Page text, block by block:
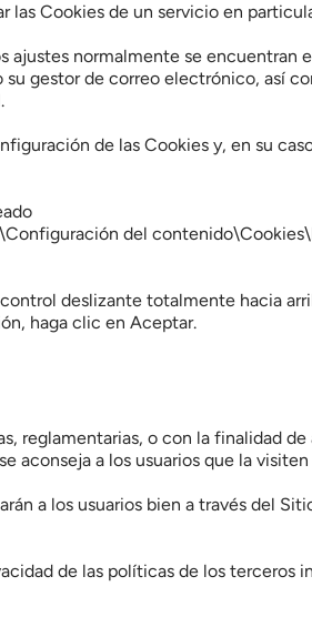
las Cookies de un servicio en
normalmente se encuentran
su gestor de correo electrónico, así
de las Cookies y, en su
del
deslizante totalmente hacia
haga clic en Aceptar.
reglamentarias, o con la finalidad
aconseja a los usuarios que la
a los usuarios bien a través del
de las políticas de los terceros